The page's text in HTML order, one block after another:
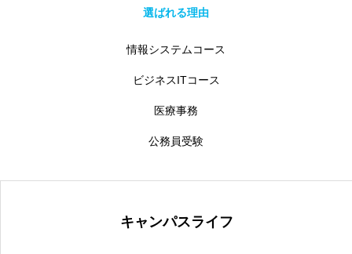
選ばれる理由
情報システムコース
ビジネスITコース
医療事務
公務員受験
キャンパスライフ